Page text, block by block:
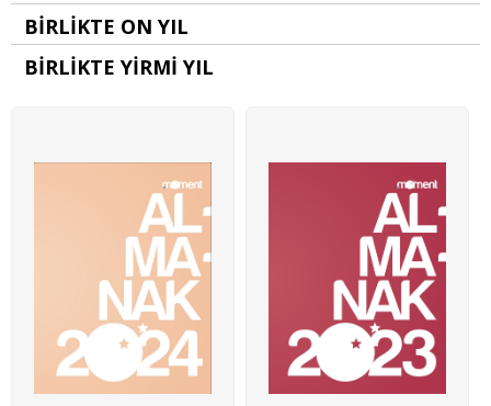
BİRLİKTE ON YIL
BİRLİKTE YİRMİ YIL